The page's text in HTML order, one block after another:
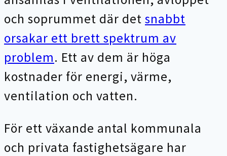
och soprummet där det snabbt
orsakar ett brett spektrum av
problem. Ett av dem är höga
kostnader för energi, värme,
ventilation och vatten.
För ett växande antal kommunala
och privata fastighetsägare har